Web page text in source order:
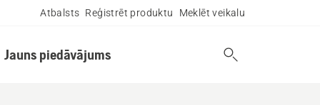
Atbalsts Reģistrēt produktu Meklēt veikalu
Jauns piedāvājums